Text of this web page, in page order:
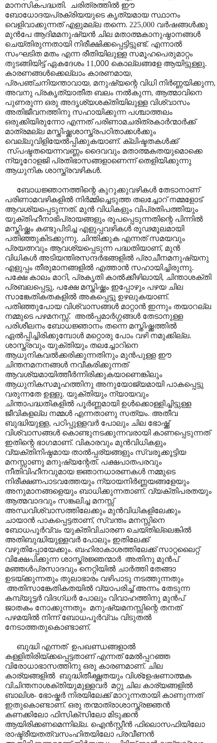
മാനസികപദ്ധതി.
ചരിത്രത്തിൽ ഈ
ബോധോദയപ്രക്രിയയുടെ കൃത്യമായ സ്ഥാനം
വെളിവാക്കുന്നത് എളുമല്ല തന്നെ. 225,000 വർഷങ്ങൾക്കു
മുൻപേ ആദിമമനുഷ്യൻ ചില മതാത്മകാനുഷ്ഠാനങ്ങൾ
ചെയ്തിരുന്നതായി നിരീക്ഷിക്കപ്പെട്ടിട്ടുണ്ട്. എന്നാൽ
സംഘടിത മതം എന്ന രീതിയിലുള്ള സമൂഹപെരുമാറ്റം
തുടങ്ങിയിട്ട് ഏകദേശം 11 ,000 കൊല്ലങ്ങളേ ആയിട്ടുള്ളു.
കാരണങ്ങൾക്കെല്ലാം കാരണമായ,
പ്രപഞ്ചനിയന്താവായ, മനുഷ്യന്റെ വിധി നിർണ്ണയിക്കുന്ന,
അവനു പ്രകൃത്യാതീത ബലം നൽകുന്ന, ആത്മാവിനെ
പുണരുന്ന ഒരു അദൃശ്യശക്തിയിലുള്ള വിശ്വാസം
അതിജീവനത്തിനു സഹായിക്കുന്ന പശ്ചാത്തലം
ഒരുക്കിയിരുന്നോ എന്നത് പരിണാമചരിത്രകാർന്മാർക്ക്
മാത്രമല്ല മസ്തിഷ്ക്കശാസ്ത്രപഠിതാക്കൾക്കും
വെല്ലുവിളിയേൽപ്പിക്കുകയാണ്. ക്ലിഷ്ടതകൾക്ക്
സ്പഷ്ടതയെന്നവണ്ണം ദൈവവും മതാത്മകതയുമൊക്കെ
ന്യൂറോളജി പ്രതിഭാസങ്ങളാണെന്ന് തെളിയിക്കുന്നു
ആധുനിക ശാസ്ത്രവഴികൾ.
ബോധജ്ഞാനത്തിന്റെ കുറുക്കുവഴികൾ തേടാനാണ്
പരിണാമവഴികളിൽ നിർമ്മിച്ചെടുത്ത തലച്ചോറ് നമ്മളോട്
ആവശ്യപ്പെടുന്നത്. മുൻ വിധികളും വിപ്രതിപത്തിയും
യുക്തിഹീനാഭിപ്രായങ്ങളും രൂപപ്പെടുന്നതിന്റെ പിന്നിൽ
മസ്തിഷ്ക്കം കണ്ടുപിടിച്ച എളുപ്പവഴികൾ രൂഢമൂലമായി
പതിഞ്ഞുകിടക്കുന്നു. ചിന്തിക്കുക എന്നത് സമയവും
പ്രയത്നവും ആവശ്യപ്പെടുന്ന പദ്ധതിയാണ്, മുൻ
വിധികൾ അടിയന്തിരസന്ദർഭങ്ങളിൽ പ്രാചീനമനുഷ്യനു
എളുപ്പം തീരുമാനങ്ങളിൽ എത്താൻ സഹായിച്ചിരുന്നു.
പക്ഷേ കാലം മാറി, പ്രകൃതി കാൽക്കീഴിലായി, ചിന്താശക്തി
പ്രബലപ്പെട്ടു, പക്ഷേ മസ്തിഷ്ക്കം ഇപ്പോഴും പഴയ ചില
സാങ്കേതികതകളിൽ അകപ്പെട്ടു ഉഴലുകയാണ്.
പതിഞ്ഞുപോയ വിശ്വാസങ്ങൾ മാറ്റാൻ ഇന്നും തയാറല്ല
നമ്മുടെ പഴമനസ്സ്. അൽപ്പമാർഗ്ഗങ്ങൾ തേടാനുള്ള
പരിശീലനം ബോധജ്ഞാനം തന്നെ മസ്തിഷ്ക്കത്തിൽ
ഏൽപ്പിച്ചിരിക്കുമ്പോൾ മറ്റൊരു പോം വഴി നമുക്കില്ല.
ശാസ്ത്രവും യുക്തിയും തലച്ചോറിനെ
ആധുനികവൽക്കരിക്കുന്നതിനും മുൻപുള്ള ഈ
ചിന്തനമനനങ്ങൾ നവീകരിക്കുന്നത്
ആവശ്യമായിത്തീർന്നിരിക്കുകയാണെങ്കിലും
ആധുനികസമൂഹത്തിനു അനുയോജ്യമായി പാകപ്പെട്ടു
വരുന്നതേ ഉള്ളു. യുക്തിയും ന്യായവും
ചിന്താപദ്ധതികളിൽ പൂർണ്ണമായി ഉൾക്കൊള്ളിച്ചിട്ടുള്ള
ജീവികളല്ല നമ്മൾ എന്നതാണു സത്യം. അതീവ
ബുദ്ധിയുള്ള, പഠിപ്പുള്ളവർ പോലും ചില ഭോഷ്ക്ക്
വിശ്വാസങ്ങൾ കൊണ്ടുനടക്കുന്നവരായി കാണപ്പെടുന്നത്
ഇതിന്റെ ഭാഗമാണ്. വികാരവും മുൻവിധികളും
വ്യക്തിനിഷ്ഠമായ താൽപ്പര്യങ്ങളും സ്വരൂക്കൂട്ടിയ
മനസ്സാണു മനുഷ്യന്റേത്. പക്ഷപാതപരവും
നീതിവിഹീനവുമായ ജ്ഞാനധാരണകൾ നമ്മുടെ
നിരീക്ഷണപാടവത്തേയും ന്യായനിർണ്ണയങ്ങളേയും
അനുമാനങ്ങളെയും ബാധിക്കുന്നതാണ്. വ്യക്തിപരതയും
ആത്മവാദവും സങ്കലിച്ച മനസ്സ്
അന്ധവിശ്വാസത്തിലേക്കും മുൻവിധികളിലേക്കും
ചായാൻ പാകപ്പെട്ടതാണ്, സ്വന്തം മനസ്സിനെ
ബോധപൂർവ്വം യുക്തിവിചാരണ ചെയ്തില്ലെങ്കിൽ
അതിബുദ്ധിയുള്ളവർ പോലും ഇതിലേക്ക്
വഴുതിപ്പോയേക്കും. ബഹിരാകാശത്തിലേക്ക് സാറ്റലൈറ്റ്
വിക്ഷേപിക്കുന്ന ശാസ്ത്രജ്ഞന്മാർ അതിനു മുൻപ്
മഞ്ഞൾപ്രസാദവും നെറ്റിയിൽ ചാർത്തി തേങ്ങാ
ഉടയ്ക്കുന്നതും തുലാഭാരം വഴിപാടു നടത്തുന്നതും
അതിസാങ്കേതികതയിൽ വ്യാപരിച്ച് അന്നം തേടുന്ന
കമ്പ്യൂട്ടർ വിദഗ്ധർ പോലും വിവാഹത്തിനു മുൻപ്
ജാതകം നോക്കുന്നതും മനുഷ്യമനസ്സിന്റെ തനത്
പഴമയിൽ നിന്ന് ബോധപൂർവ്വം വിടുതൽ
നേടാത്തതുകൊണ്ടാണ്.
ബുദ്ധി എന്നത് ഉപഖണ്ഡങ്ങളാൽ
കള്ളിതിരിയ്ക്കപ്പെട്ടതാണ് എന്നത് മേൽപ്പറഞ്ഞ
വിരോധാഭാസത്തിനു ഒരു കാരണമാണ്. ചില
കാര്യങ്ങളിൽ ബുദ്ധിതീക്ഷ്ണതയും വിശ്ളേഷണാത്മക
വിചിന്തനാശക്തിയുമുള്ളവർ മറ്റു ചില കാര്യങ്ങളിൽ
ബാലിശ- ഭോഷ്കർ നിരയിലേക്ക് മാറുന്നതായി കാണുന്നത്
ഇതുകൊണ്ടാണ്. ഒരു തന്മാത്രാശാസ്ത്രജ്ഞൻ
കണക്കിലോ ഫിസിക്സിലോ മിടുക്കൻ
ആയിരിക്കണമെന്നില്ല. ഐൻസ്റ്റീൻ ഫിലൊസഫിയിലോ
രാഷ്ട്രീയതത്വസംഹിതയിലോ പ്രവീണൻ